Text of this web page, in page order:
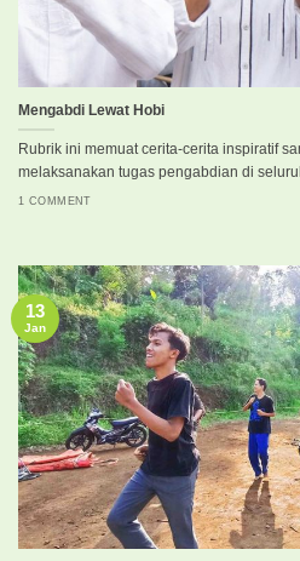
Mengabdi Lewat Hobi
Rubrik ini memuat cerita-cerita inspiratif
melaksanakan tugas pengabdian di
1 COMMENT
13
Jan